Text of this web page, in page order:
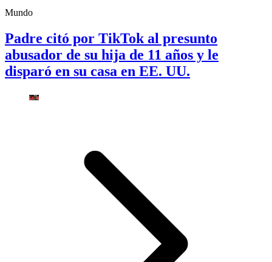
Mundo
Padre citó por TikTok al presunto
abusador de su hija de 11 años y le
disparó en su casa en EE. UU.